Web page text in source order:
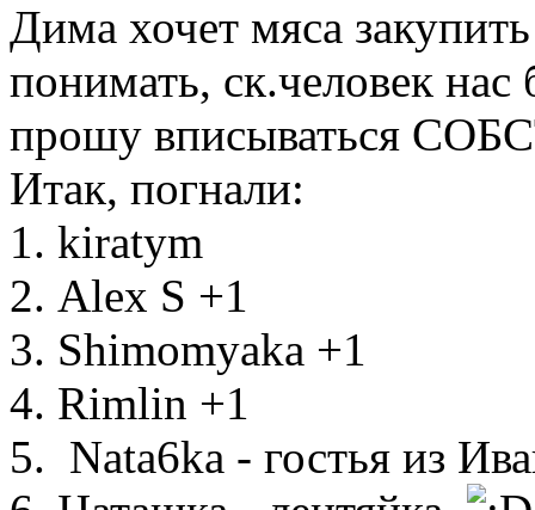
Дима хочет мяса
понимать, ск.человек
прошу вписываться
Итак, погнали:
1. kiratym
2. Аlex S +1
3. Shimomyaka +1
4. Rimlin +1
5. Nata6ka - гостья из